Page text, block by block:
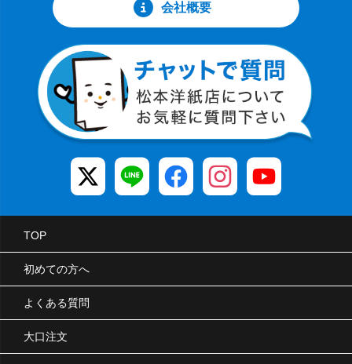
会社概要
TOP
初めての方へ
よくある質問
大口注文